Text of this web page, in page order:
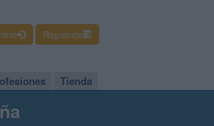
Regístrate
Tienda